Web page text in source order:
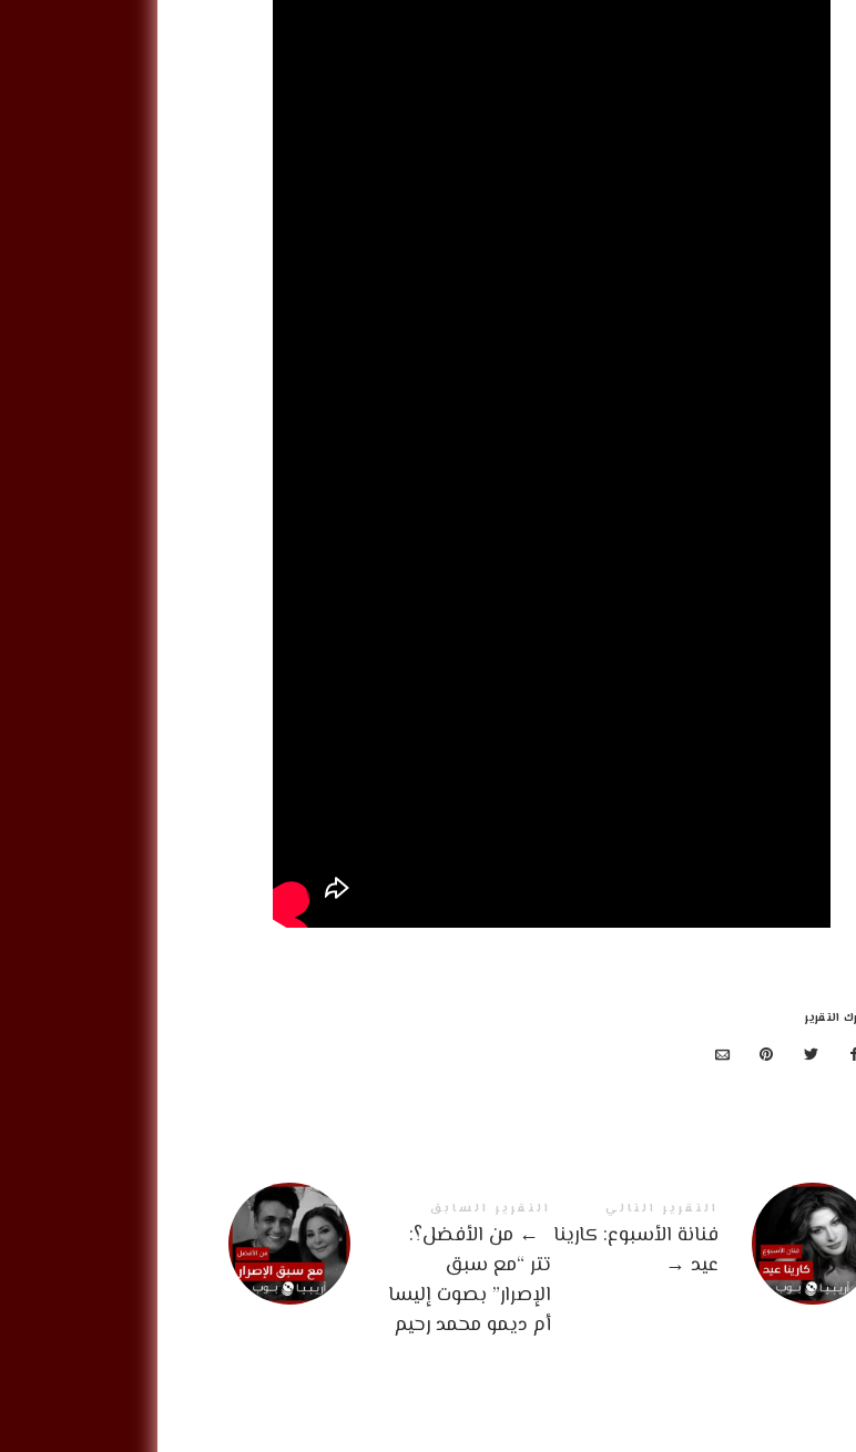
التقرير
التقرير السابق
← من الأفضل؟:
تتر “مع سبق
الإصرار” بصوت إليسا
أم ديمو محمد رحيم
التقرير التالي
فنانة الأسبوع: كارينا
عيد →